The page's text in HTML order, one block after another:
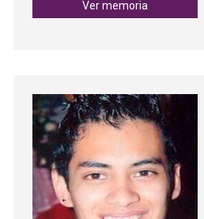
Ver memoria